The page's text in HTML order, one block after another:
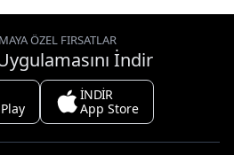
ÖZEL FIRSATLAR
İndir
İNDİR
App Store